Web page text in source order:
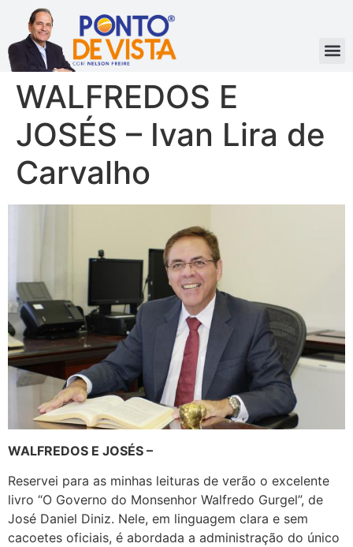
WALFREDOS E
JOSÉS – Ivan Lira de
Carvalho
WALFREDOS E JOSÉS –
Reservei para as minhas leituras de verão o excelente
livro “O Governo do Monsenhor Walfredo Gurgel”, de
José Daniel Diniz. Nele, em linguagem clara e sem
cacoetes oficiais, é abordada a administração do único